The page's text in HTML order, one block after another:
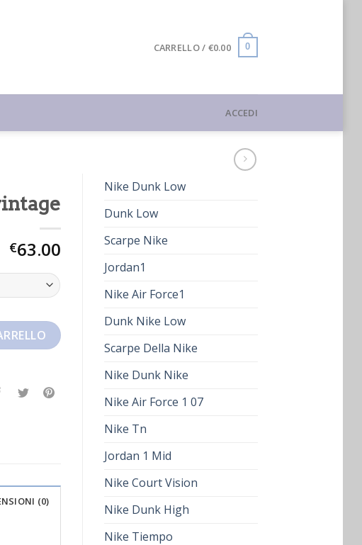
CARRELLO / €0.00 0
ACCEDI
Nike Dunk Low
Dunk Low
Scarpe Nike
Jordan1
Nike Air Force1
Dunk Nike Low
Scarpe Della Nike
Nike Dunk Nike
Nike Air Force 1 07
Nike Tn
Jordan 1 Mid
Nike Court Vision
Nike Dunk High
Nike Tiempo
€63.00
(0)